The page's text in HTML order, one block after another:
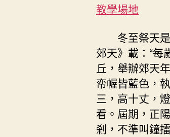
教學場地
冬至祭天
郊天》載：“每
丘，舉辦郊天
帟幄皆藍色，
三，高十丈，
看。屆期，正
剎，不準叫鐘